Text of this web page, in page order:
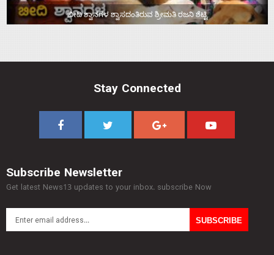
ಬೀದಿ ಶ್ವಾನಗಳ ಶ್ವಾಸದಂತಿರುವ ಶ್ರೀಮತಿ ರಜನಿ ಶೆಟ್ಟಿ
Stay Connected
Subscribe Newsletter
Get latest News13 updates to your inbox. subscribe Now